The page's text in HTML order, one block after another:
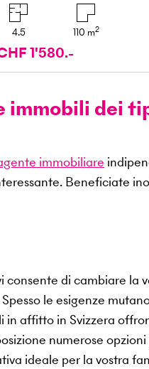
4.5 110 m2
1'580.-
dei
immobiliare
Beneficiate
di cambiare la
le esigenze
affitto in Svizzera
numerose
ideale per la vostra